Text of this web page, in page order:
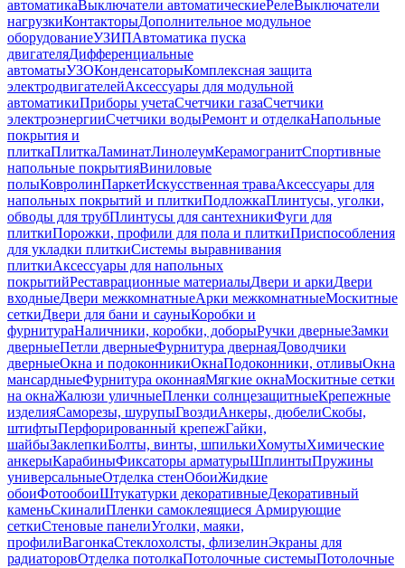
автоматикаВыключатели автоматическиеРелеВыключатели
нагрузкиКонтакторыДополнительное модульное
оборудованиеУЗИПАвтоматика пуска
двигателяДифференциальные
автоматыУЗОКонденсаторыКомплексная защита
электродвигателейАксессуары для модульной
автоматикиПриборы учетаСчетчики газаСчетчики
электроэнергииСчетчики водыРемонт и отделкаНапольные
покрытия и
плиткаПлиткаЛаминатЛинолеумКерамогранитСпортивные
напольные покрытияВиниловые
полыКовролинПаркетИскусственная траваАксессуары для
напольных покрытий и плиткиПодложкаПлинтусы, уголки,
обводы для трубПлинтусы для сантехникиФуги для
плиткиПорожки, профили для пола и плиткиПриспособления
для укладки плиткиСистемы выравнивания
плиткиАксессуары для напольных
покрытийРеставрационные материалыДвери и аркиДвери
входныеДвери межкомнатныеАрки межкомнатныеМоскитные
сеткиДвери для бани и сауныКоробки и
фурнитураНаличники, коробки, доборыРучки дверныеЗамки
дверныеПетли дверныеФурнитура двернаяДоводчики
дверныеОкна и подоконникиОкнаПодоконники, отливыОкна
мансардныеФурнитура оконнаяМягкие окнаМоскитные сетки
на окнаЖалюзи уличныеПленки солнцезащитныеКрепежные
изделияСаморезы, шурупыГвоздиАнкеры, дюбелиСкобы,
штифтыПерфорированный крепежГайки,
шайбыЗаклепкиБолты, винты, шпилькиХомутыХимические
анкерыКарабиныФиксаторы арматурыШплинтыПружины
универсальныеОтделка стенОбоиЖидкие
обоиФотообоиШтукатурки декоративныеДекоративный
каменьСкиналиПленки самоклеящиеся Армирующие
сеткиСтеновые панелиУголки, маяки,
профилиВагонкаСтеклохолсты, флизелинЭкраны для
радиаторовОтделка потолкаПотолочные системыПотолочные